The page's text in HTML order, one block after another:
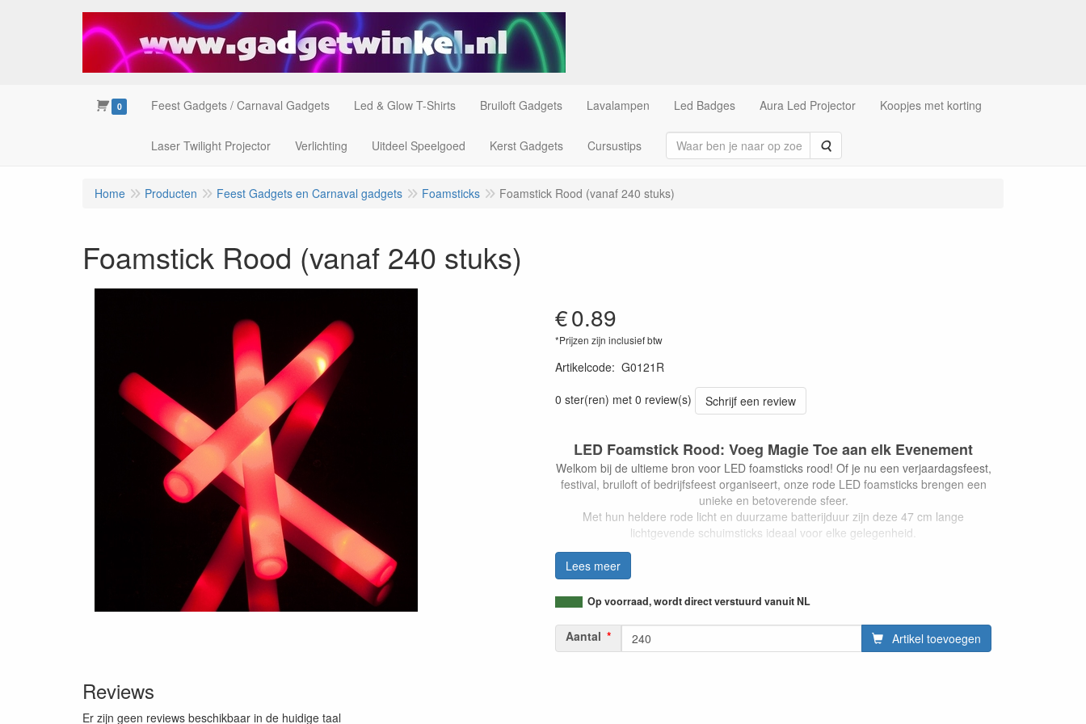
0 Feest Gadgets / Carnaval Gadgets Led & Glow T-Shirts Bruiloft Gadgets Lavalampen Led Badges Aura Led Projector Koopjes met korting
Laser Twilight Projector Verlichting Uitdeel Speelgoed Kerst Gadgets Cursustips Zoeken
Home Producten Feest Gadgets en Carnaval gadgets Foamsticks Foamstick Rood (vanaf 240 stuks)
Foamstick Rood (vanaf 240 stuks)
€0.89
*Prijzen zijn inclusief btw
Artikelcode: G0121R
0 ster(ren) met 0 review(s)
Schrijf een review
LED Foamstick Rood: Voeg Magie Toe aan elk Evenement
Welkom bij de ultieme bron voor LED foamsticks rood! Of je nu een verjaardagsfeest,
festival, bruiloft of bedrijfsfeest organiseert, onze rode LED foamsticks brengen een
unieke en betoverende sfeer.
Met hun heldere rode licht en duurzame batterijduur zijn deze 47 cm lange
lichtgevende schuimsticks ideaal voor elke gelegenheid.
LED foamsticks rood zijn lichtgevende schuimstaafjes die zijn uitgerust met 3
krachtige rode LED-lampjes.
voor het verbeteren van de sfeer bij elk evenement.
Onze LED foamsticks zijn lichtgewicht, duurzaam en veilig in gebruik, waardoor ze
Lees meer
Op voorraad, wordt direct verstuurd vanuit NL
Aantal Artikel toevoegen
Reviews
Er zijn geen reviews beschikbaar in de huidige taal